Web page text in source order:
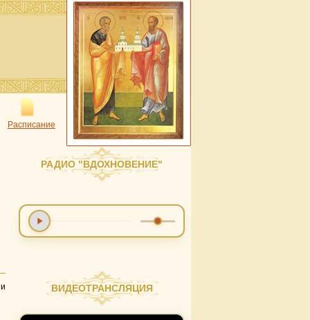
Расписание
РАДИО "ВДОХНОВЕНИЕ"
ВИДЕОТРАНСЛЯЦИЯ